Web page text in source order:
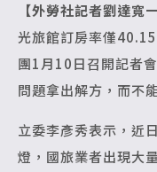
【外勞社記者劉達寬
光旅館訂房率僅
團1月10日召開記者
問題拿出解方，而不
立委李彥秀表示，近
燈，國旅業者出現大